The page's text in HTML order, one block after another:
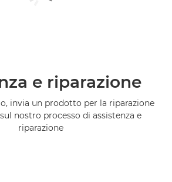
e riparazione
invia un prodotto per la riparazione
nostro processo di assistenza e
riparazione